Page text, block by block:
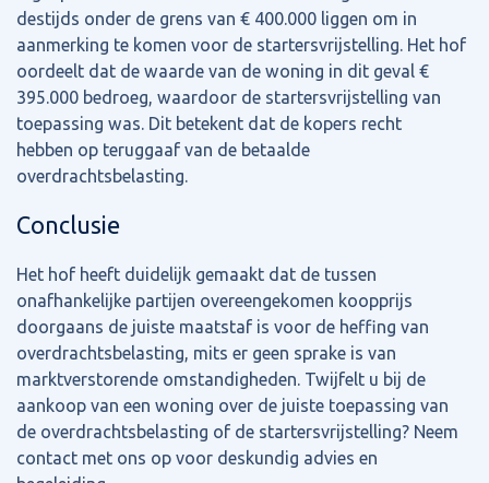
destijds onder de grens van € 400.000 liggen om in
aanmerking te komen voor de startersvrijstelling. Het hof
oordeelt dat de waarde van de woning in dit geval €
395.000 bedroeg, waardoor de startersvrijstelling van
toepassing was. Dit betekent dat de kopers recht
hebben op teruggaaf van de betaalde
overdrachtsbelasting.
Conclusie
Het hof heeft duidelijk gemaakt dat de tussen
onafhankelijke partijen overeengekomen koopprijs
doorgaans de juiste maatstaf is voor de heffing van
overdrachtsbelasting, mits er geen sprake is van
marktverstorende omstandigheden. Twijfelt u bij de
aankoop van een woning over de juiste toepassing van
de overdrachtsbelasting of de startersvrijstelling? Neem
contact met ons op voor deskundig advies en